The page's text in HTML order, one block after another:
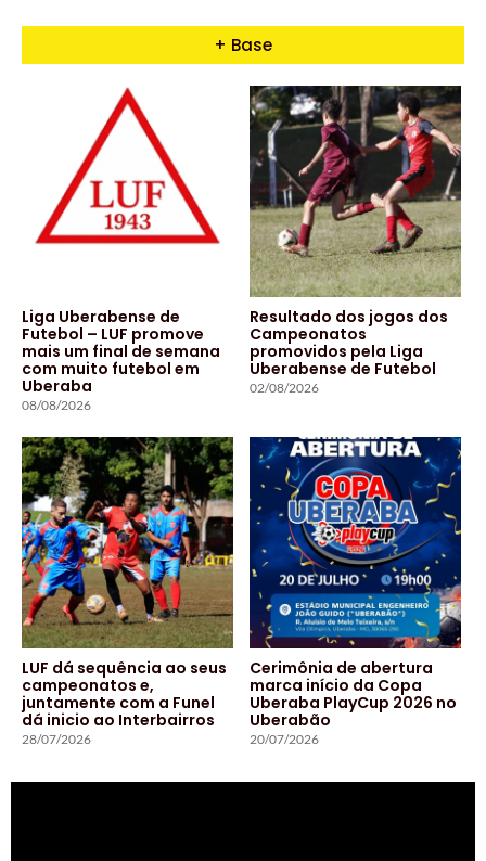
+ Base
Liga Uberabense de
Futebol – LUF promove
mais um final de semana
com muito futebol em
Uberaba
08/08/2026
Resultado dos jogos dos
Campeonatos
promovidos pela Liga
Uberabense de Futebol
02/08/2026
LUF dá sequência ao seus
campeonatos e,
juntamente com a Funel
dá inicio ao Interbairros
28/07/2026
Cerimônia de abertura
marca início da Copa
Uberaba PlayCup 2026 no
Uberabão
20/07/2026